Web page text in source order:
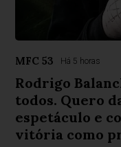
MFC 53 Há 5 horas
Rodrigo
todos. Quero
espetáculo e
vitória como